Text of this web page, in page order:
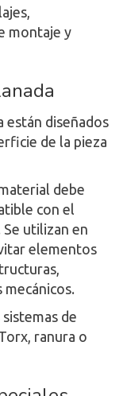
montaje y
están diseñados
de la pieza
debe
con el
utilizan en
elementos
de
ranura o